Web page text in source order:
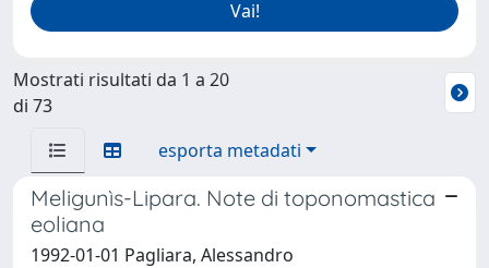
Mostrati risultati da 1 a 20
di 73
esporta metadati
Meligunìs-Lipara. Note di toponomastica
eoliana
1992-01-01 Pagliara, Alessandro